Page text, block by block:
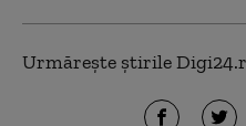
Urmărește știrile